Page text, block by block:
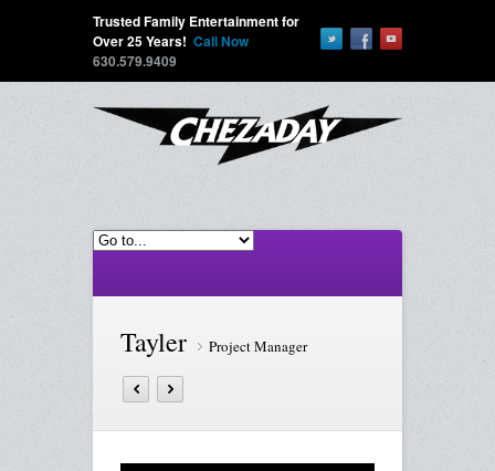
Trusted Family Entertainment for
Over 25 Years! Call Now
630.579.9409
Tayler Project Manager